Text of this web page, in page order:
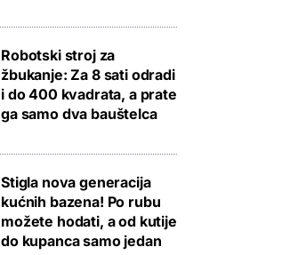
Robotski stroj za
žbukanje: Za 8 sati odradi
i do 400 kvadrata, a prate
ga samo dva bauštelca
Stigla nova generacija
kućnih bazena! Po rubu
možete hodati, a od kutije
do kupanca samo jedan